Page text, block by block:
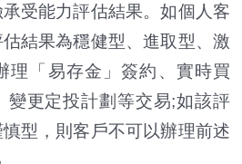
受能力評估結果。如個人客
結果為穩健型、進取型、激
理「易存金」簽約、實時買
變更定投計劃等交易;如該評
型，則客戶不可以辦理前述